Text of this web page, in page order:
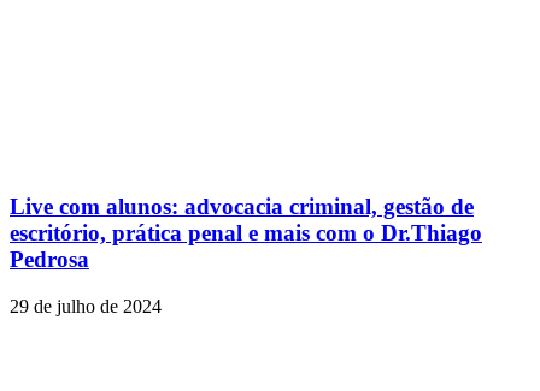
Live com alunos: advocacia criminal, gestão de
escritório, prática penal e mais com o Dr.Thiago
Pedrosa
29 de julho de 2024